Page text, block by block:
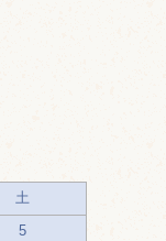
土
5